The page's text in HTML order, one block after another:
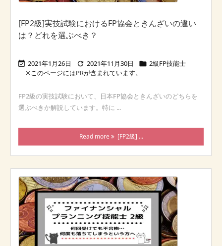
[FP2級]実技試験におけるFP協会ときんざいの違い
は？どれを選ぶべき？
 2021年1月26日  2021年11月30日  2級FP技能士
FP2級の実技試験において、日本FP協会ときんざいのどちらを
選ぶべきか解説しています。特に ...
Read more [FP2級] ...